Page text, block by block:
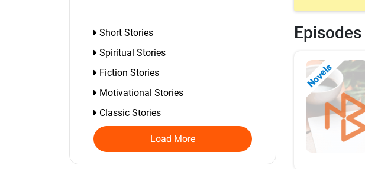
Short Stories
Spiritual Stories
Fiction Stories
Motivational Stories
Classic Stories
Load More
Episodes
Novels